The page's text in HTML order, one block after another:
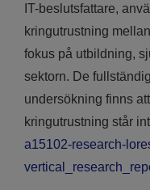
IT-beslutsfattare,
kringutrustning
fokus på utbildning,
sektorn. De
undersökning finns
kringutrustning står
a15102-research-